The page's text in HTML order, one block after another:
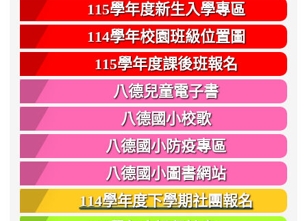
115學年度新生入學專區
114學年校園班級位置圖
115學年度課後班報名
八德兒童電子書
八德國小校歌
八德國小防疫專區
八德國小圖書網站
114學年度下學期社團報名